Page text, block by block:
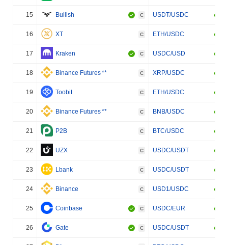
15 Bullish C USDT/USDC
16 XT C ETH/USDC
17 Kraken C USDC/USD
18 Binance Futures** C XRP/USDC
19 Toobit C ETH/USDC
20 Binance Futures** C BNB/USDC
21 P2B C BTC/USDC
22 UZX C USDC/USDT
23 Lbank C USDC/USDT
24 Binance C USD1/USDC
25 Coinbase C USDC/EUR
26 Gate C USDC/USDT